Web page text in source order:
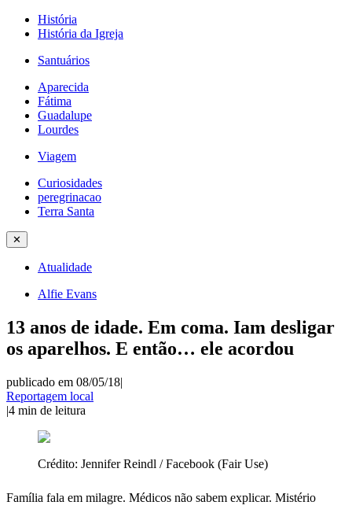
História
História da Igreja
Santuários
Aparecida
Fátima
Guadalupe
Lourdes
Viagem
Curiosidades
peregrinacao
Terra Santa
✕
Atualidade
Alfie Evans
13 anos de idade. Em coma. Iam desligar
os aparelhos. E então… ele acordou
publicado em 08/05/18|
Reportagem local
|4 min de leitura
Crédito: Jennifer Reindl / Facebook (Fair Use)
Família fala em milagre. Médicos não sabem explicar. Mistério